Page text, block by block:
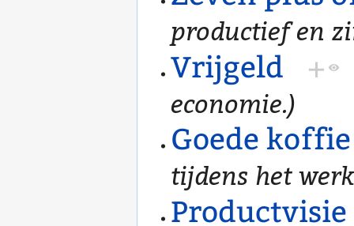
productief en
Vrijgeld +
economie.)
Goede koffie
tijdens het
Productvisie